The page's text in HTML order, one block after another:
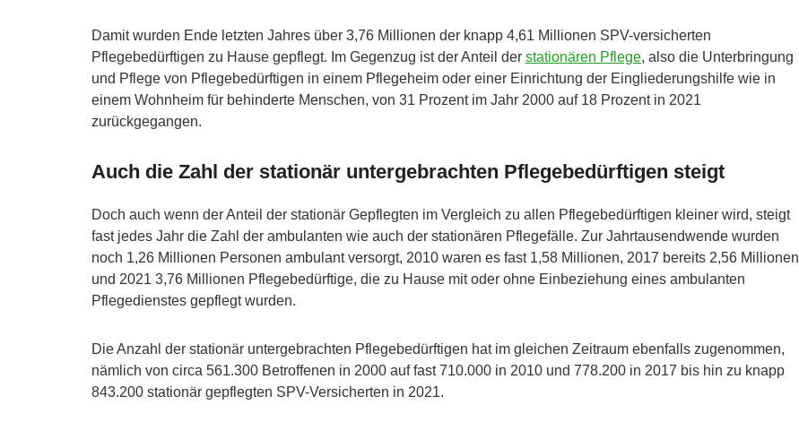
Damit wurden Ende letzten Jahres über 3,76 Millionen der knapp 4,61 Millionen SPV-versicherten
Pflegebedürftigen zu Hause gepflegt. Im Gegenzug ist der Anteil der stationären Pflege, also die Unterbringung
und Pflege von Pflegebedürftigen in einem Pflegeheim oder einer Einrichtung der Eingliederungshilfe wie in
einem Wohnheim für behinderte Menschen, von 31 Prozent im Jahr 2000 auf 18 Prozent in 2021
zurückgegangen.
Auch die Zahl der stationär untergebrachten Pflegebedürftigen steigt
Doch auch wenn der Anteil der stationär Gepflegten im Vergleich zu allen Pflegebedürftigen kleiner wird, steigt
fast jedes Jahr die Zahl der ambulanten wie auch der stationären Pflegefälle. Zur Jahrtausendwende wurden
noch 1,26 Millionen Personen ambulant versorgt, 2010 waren es fast 1,58 Millionen, 2017 bereits 2,56 Millionen
und 2021 3,76 Millionen Pflegebedürftige, die zu Hause mit oder ohne Einbeziehung eines ambulanten
Pflegedienstes gepflegt wurden.
Die Anzahl der stationär untergebrachten Pflegebedürftigen hat im gleichen Zeitraum ebenfalls zugenommen,
nämlich von circa 561.300 Betroffenen in 2000 auf fast 710.000 in 2010 und 778.200 in 2017 bis hin zu knapp
843.200 stationär gepflegten SPV-Versicherten in 2021.